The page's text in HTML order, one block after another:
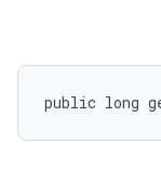
public long